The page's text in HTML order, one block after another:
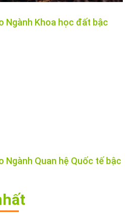
Ngành Khoa học đất bậc
Quan hệ Quốc tế bậc